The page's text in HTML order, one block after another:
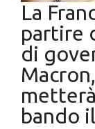
La
partire
di
bando